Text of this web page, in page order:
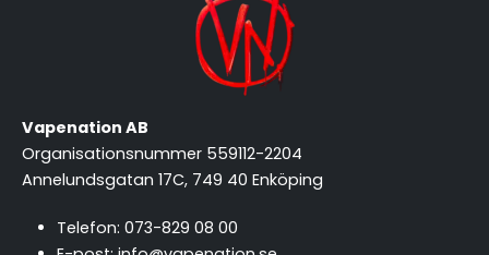
Vapenation AB
Organisationsnummer 559112-2204
Annelundsgatan 17C, 749 40 Enköping
Telefon: 073-829 08 00